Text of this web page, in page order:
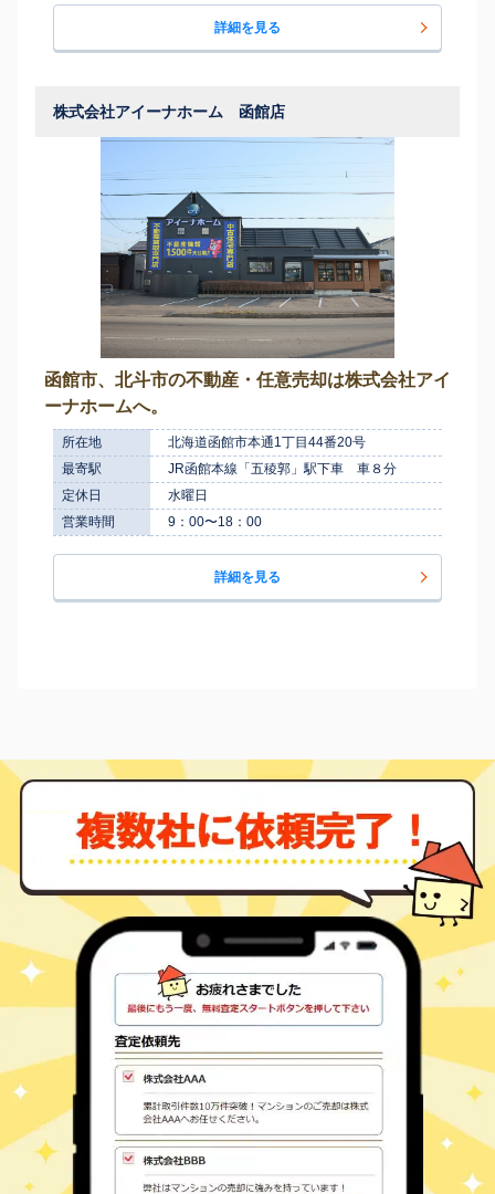
詳細を見る
株式会社アイーナホーム 函館店
函館市、北斗市の不動産・任意売却は株式会社アイ
ーナホームへ。
所在地
北海道函館市本通1丁目44番20号
最寄駅
JR函館本線「五稜郭」駅下車 車８分
定休日
水曜日
営業時間
9：00〜18：00
詳細を見る